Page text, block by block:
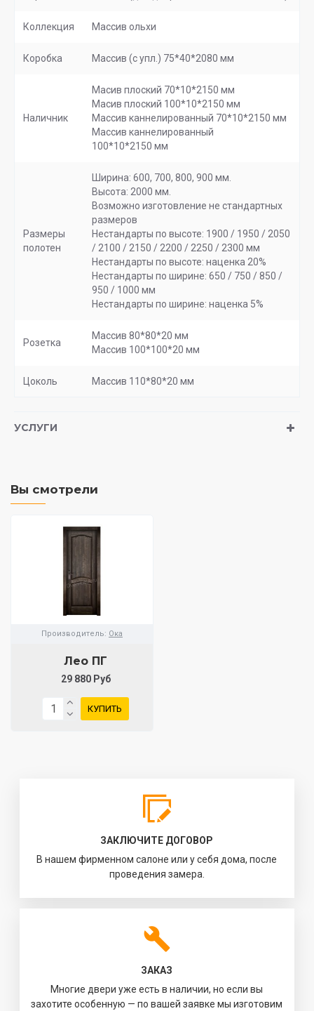
Коллекция Массив ольхи
Коробка Массив (с упл.) 75*40*2080 мм
Наличник
Масив плоский 70*10*2150 мм
Масив плоский 100*10*2150 мм
Массив каннелированный 70*10*2150 мм
Массив каннелированный
100*10*2150 мм
Размеры
полотен
Ширина: 600, 700, 800, 900 мм.
Высота: 2000 мм.
Возможно изготовление не стандартных
размеров
Нестандарты по высоте: 1900 / 1950 / 2050
/ 2100 / 2150 / 2200 / 2250 / 2300 мм
Нестандарты по высоте: наценка 20%
Нестандарты по ширине: 650 / 750 / 850 /
950 / 1000 мм
Нестандарты по ширине: наценка 5%
Розетка
Массив 80*80*20 мм
Массив 100*100*20 мм
Цоколь Массив 110*80*20 мм
УСЛУГИ
Вы смотрели
Производитель: Ока
Лео ПГ
29 880 Руб
КУПИТЬ
ЗАКЛЮЧИТЕ ДОГОВОР
В нашем фирменном салоне или у себя дома, после
проведения замера.
ЗАКАЗ
Многие двери уже есть в наличии, но если вы
захотите особенную — по вашей заявке мы изготовим